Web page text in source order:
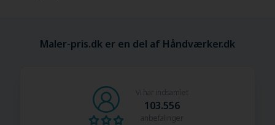
Maler-pris.dk er en del af Håndværker.dk
Vi har indsamlet
103.556
anbefalinger